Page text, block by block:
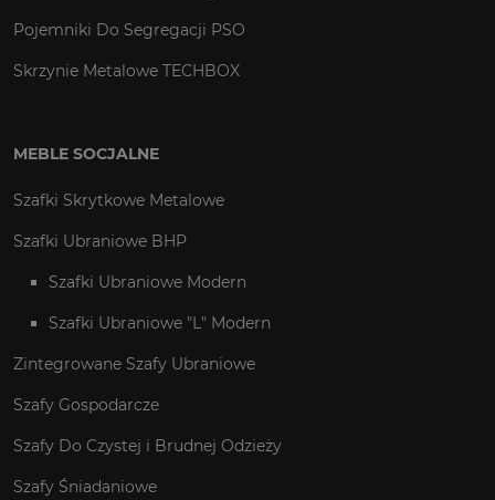
Pojemniki Do Segregacji PSO
Skrzynie Metalowe TECHBOX
MEBLE SOCJALNE
Szafki Skrytkowe Metalowe
Szafki Ubraniowe BHP
Szafki Ubraniowe Modern
Szafki Ubraniowe "L" Modern
Zintegrowane Szafy Ubraniowe
Szafy Gospodarcze
Szafy Do Czystej i Brudnej Odzieży
Szafy Śniadaniowe